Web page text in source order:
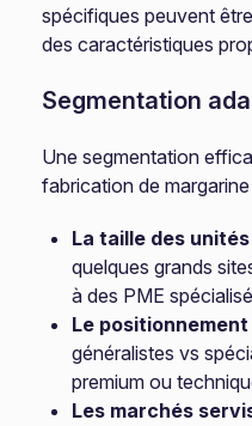
spécifiques peuvent
des caractéristiques
Segmentation
Une segmentation
fabrication de
La taille des
quelques grands
à des PME
Le
généralistes vs
premium ou
Les marchés